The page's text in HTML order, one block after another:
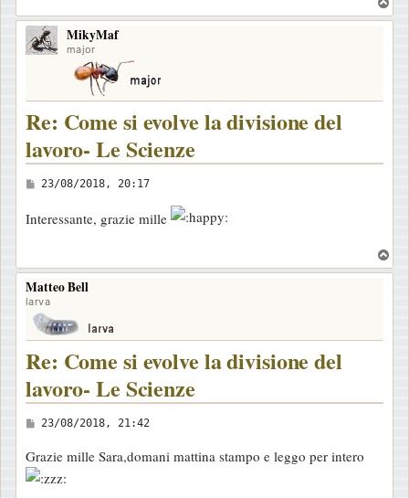
o
MikyMaf
major
Re: Come si evolve la divisione del
lavoro- Le Scienze
M
s
a
g
g
i
o
23/08/2018, 20:17
Interessante, grazie mille
o
Matteo Bell
larva
Re: Come si evolve la divisione del
lavoro- Le Scienze
M
s
s
23/08/2018, 21:42
Grazie mille Sara,domani mattina stampo e leggo per intero